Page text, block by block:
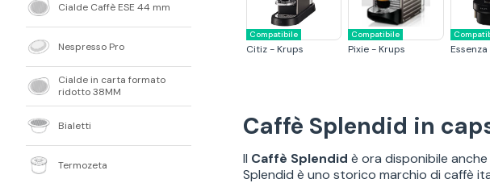
Cialde Caffè ESE 44 mm
Nespresso Pro
Cialde in carta formato
ridotto 38MM
Bialetti
Termozeta
Compatibile
Citiz - Krups
Compatibile
Pixie - Krups
Caffè Splendid in
Il Caffè Splendid è ora disponibile anche
Splendid è uno storico marchio di caffè